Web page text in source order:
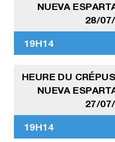
NUEVA
28/
19H14
HEURE DU
NUEVA
27/
19H14